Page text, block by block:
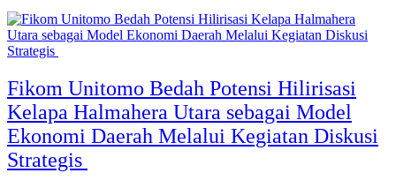
Fikom Unitomo Bedah Potensi Hilirisasi
Kelapa Halmahera Utara sebagai Model
Ekonomi Daerah Melalui Kegiatan Diskusi
Strategis